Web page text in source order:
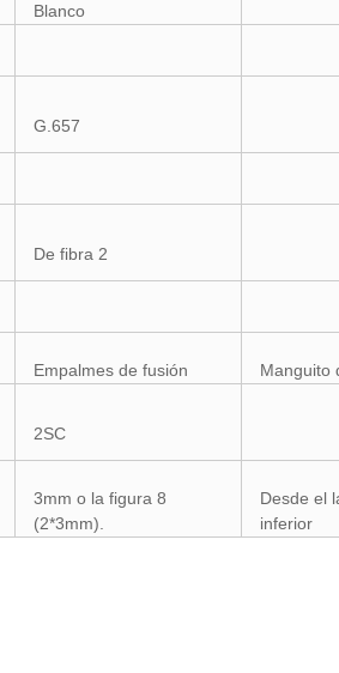
Blanco
G.657
De fibra 2
Empalmes de fusión Manguito
2SC
3mm o la figura 8
(2*3mm).
Desde el
inferior